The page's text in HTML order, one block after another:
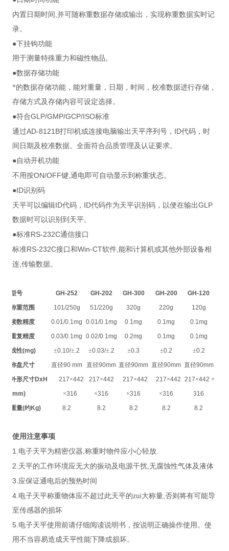
内置日期时间 ,并可随称重数据存储或输出，实现称重数据实时记
录。
●下挂钩功能
用于测量特殊重力和磁性物品。
●数据存储功能
*的数据存储功能，能对重量，日期，时间，校准数据进行存储，
存储方式及存储内容可设定选择。
●符合GLP/GMP/GCP/ISO标准
通过AD-8121B打印机或连接电脑输出天平序列号， ID代码，时
间日期及校准数据。全面符合品质管理及认证要求。
●自动开机功能
不用按ON/OFF键,通电即可自动显示到称重状态。
●ID识别码
天平可以编辑ID代码， ID代码作为天平识别码，以便在输出GLP
数据时可以识别到天平。
●标准RS-232C通信接口
标准RS-232C接口和Win-CT软件,能和计算机或其他外部设备相
连,传输数据。
型号 GH-252 GH-202 GH-300 GH-200
GH-120
称重范围
101/250g 51/220g 320g 220g
120g
读数精度
0.01/0.1mg 0.01/0.1mg 0.1mg 0.1mg
0.1mg
重复精度
0.03/0.1mg 0.02/0.1mg 0.2mg 0.1mg
0.1mg
线性(mg) ±0.10/±.2 ±0.03/±.2 ±0.3 ±0.2 ±0.2
称盘尺寸
直径90 mm 直径90mm 直径90mm 直径90mm 直径90mm
外形尺寸DxH
(mm)
217×442
×316
217×442
×316
217×442
×316
217×442
×316
217×442 ×
316
重量(约Kg) 8.2 8.2 8.2 8.2 8.2
使用注意事项
1.电子天平为精密仪器,称重时物件应小心轻放.
2.天平的工作环境应无大的振动及电源干扰,无腐蚀性气体及液体
3.应保证通电后的预热时间
4.电子天平称重物体应不超过此天平的zui大称量,否则将有可能导
至传感器的损坏
5.电子天平使用前请仔细阅读说明书，按说明正确操作使用。使
用不当容易造成天平性能下降或损坏。